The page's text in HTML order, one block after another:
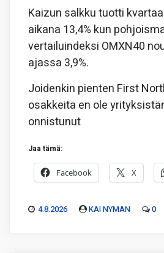
Kaizun salkku tuotti
aikana 13,4% kun
vertailuindeksi OMXN40
ajassa 3,9%.
Joidenkin pienten First
osakkeita en ole
onnistunut
Jaa tämä:
Facebook X
4.8.2026 KAI NYMAN 0